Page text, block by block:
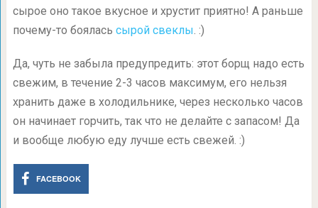
сырое оно такое вкусное и хрустит приятно! А раньше
почему-то боялась сырой свеклы. :)
Да, чуть не забыла предупредить: этот борщ надо есть
свежим, в течение 2-3 часов максимум, его нельзя
хранить даже в холодильнике, через несколько часов
он начинает горчить, так что не делайте с запасом! Да
и вообще любую еду лучше есть свежей. :)
FACEBOOK